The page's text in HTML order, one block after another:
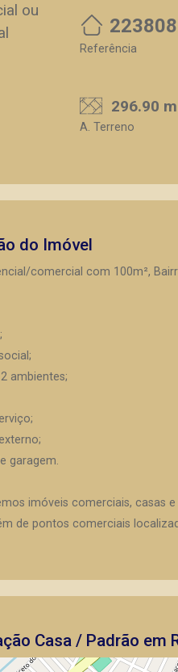
ou
223808
Referência
296.90
A. Terreno
do Imóvel
comercial com 100m²,
ambientes;
garagem.
imóveis comerciais, casas
de pontos comerciais
Casa / Padrão em